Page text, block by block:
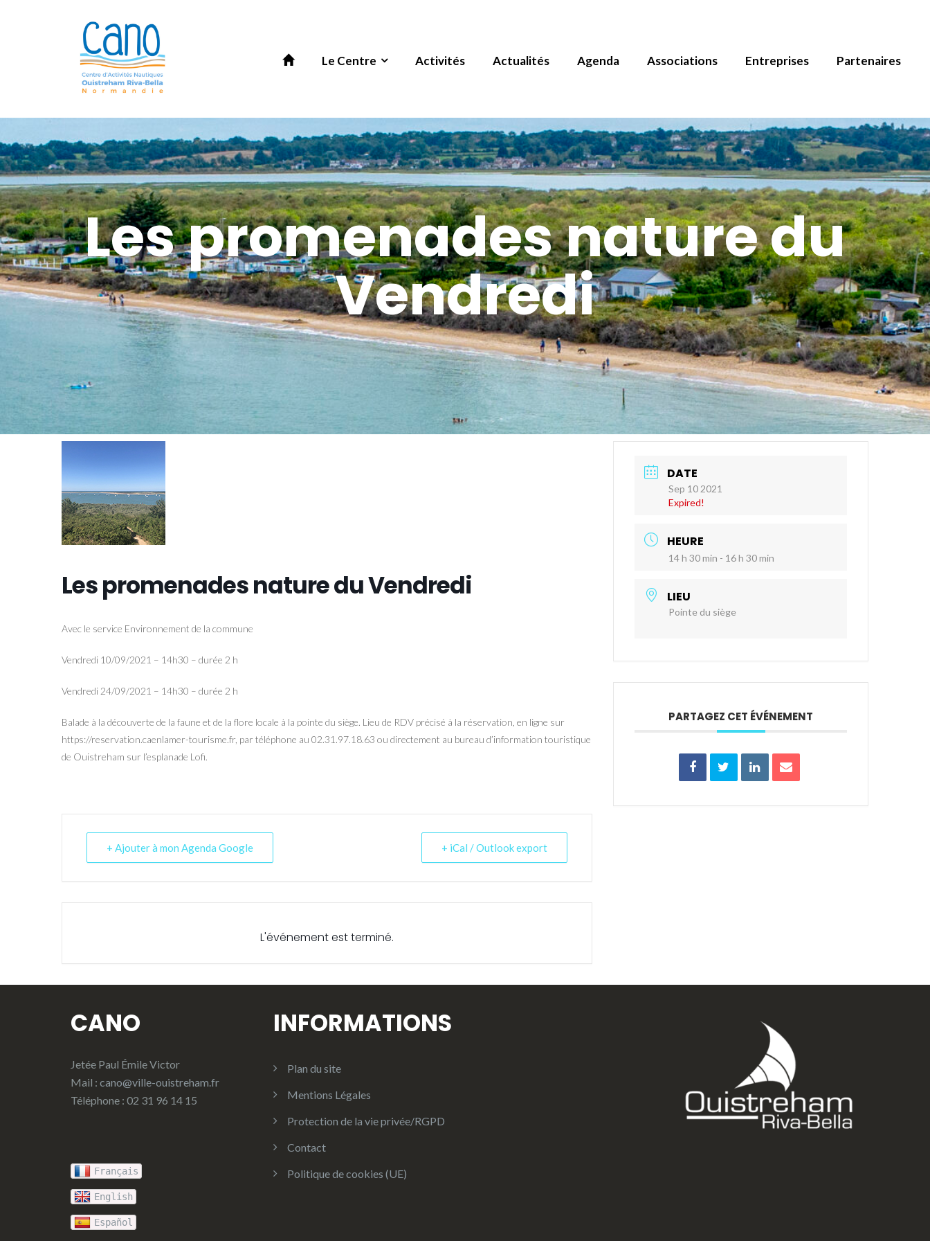
Le Centre Activités Actualités Agenda Associations Entreprises Partenaires
Les promenades nature du
Vendredi
Les promenades nature du Vendredi
Avec le service Environnement de la commune
Vendredi 10/09/2021 – 14h30 – durée 2 h
Vendredi 24/09/2021 – 14h30 – durée 2 h
Balade à la découverte de la faune et de la flore locale à la pointe du siège. Lieu de RDV précisé à la réservation, en ligne sur
https://reservation.caenlamer-tourisme.fr, par téléphone au 02.31.97.18.63 ou directement au bureau d’information touristique
de Ouistreham sur l’esplanade Lofi.
+ Ajouter à mon Agenda Google + iCal / Outlook export
L'événement est terminé.
DATE
Sep 10 2021
Expired!
HEURE
14 h 30 min - 16 h 30 min
LIEU
Pointe du siège
PARTAGEZ CET ÉVÉNEMENT
CANO
Jetée Paul Émile Victor
Mail : cano@ville-ouistreham.fr
Téléphone : 02 31 96 14 15
Français
English
Español
INFORMATIONS
Plan du site
Mentions Légales
Protection de la vie privée/RGPD
Contact
Politique de cookies (UE)